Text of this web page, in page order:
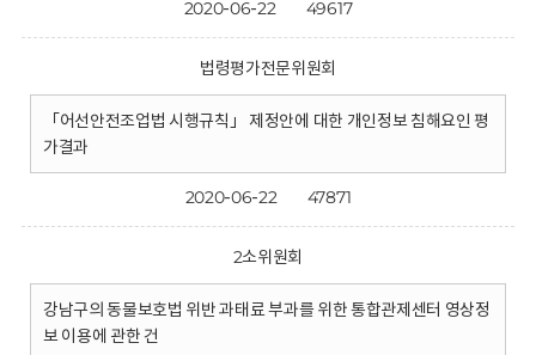
2020-06-22 49617
법령평가전문위원회
「어선안전조업법 시행규칙」 제정안에 대한 개인정보 침해요인 평
가결과
2020-06-22 47871
2소위원회
강남구의 동물보호법 위반 과태료 부과를 위한 통합관제센터 영상정
보 이용에 관한 건